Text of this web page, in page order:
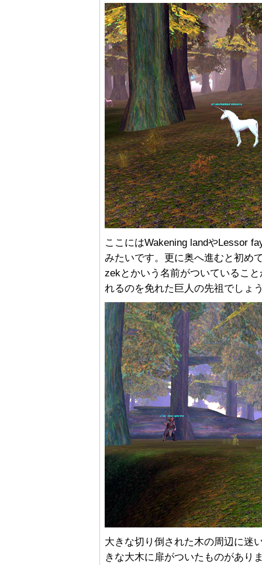
ここにはWakening landやLessor
みたいです。更に奥へ進むと初め
zekとかいう名前がついているこ
れるのを免れた巨人の先祖でしょ
大きな切り倒された木の周辺に迷
きな大木に扉がついたものがあり